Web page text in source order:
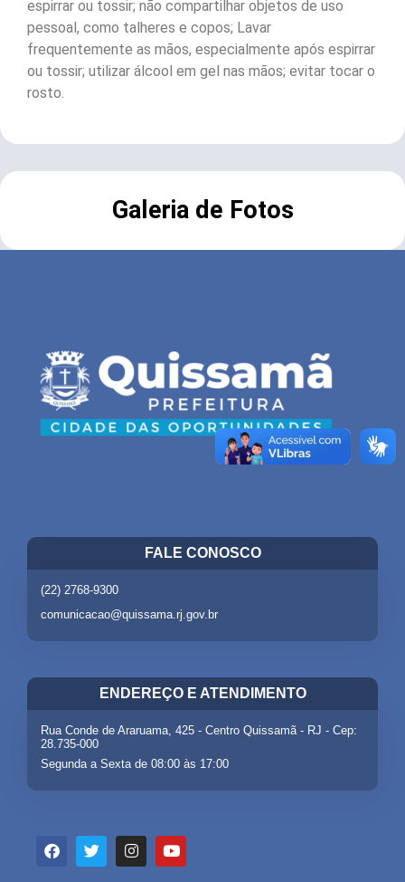
espirrar ou tossir; não compartilhar objetos de uso
pessoal, como talheres e copos; Lavar
frequentemente as mãos, especialmente após espirrar
ou tossir; utilizar álcool em gel nas mãos; evitar tocar o
rosto.
Galeria de Fotos
FALE CONOSCO
(22) 2768-9300
comunicacao@quissama.rj.gov.br
ENDEREÇO E ATENDIMENTO
Rua Conde de Araruama, 425 - Centro Quissamã - RJ - Cep:
28.735-000
Segunda a Sexta de 08:00 às 17:00